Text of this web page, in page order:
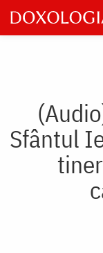
Skip
to
main
Sfântul